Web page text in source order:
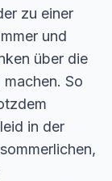
zu einer
und
über die
So
in der